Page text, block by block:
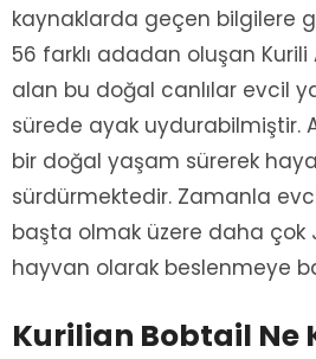
kaynaklarda geçen bilgilere
56 farklı adadan oluşan Kurili
alan bu doğal canlılar evcil
sürede ayak uydurabilmiştir.
bir doğal yaşam sürerek
sürdürmektedir. Zamanla
başta olmak üzere daha çok
hayvan olarak beslenmeye
Kurilian Bobtail Ne